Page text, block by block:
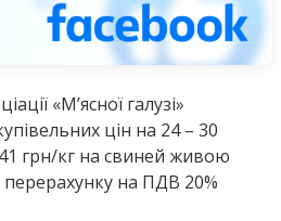
«М’ясної галузі»
цін на 24 – 30
грн/кг на свиней живою
на ПДВ 20%